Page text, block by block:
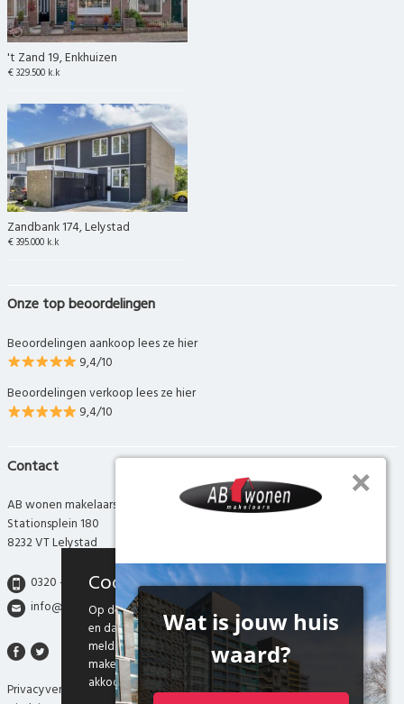
't Zand 19, Enkhuizen
€ 329.500 k.k
Zandbank 174, Lelystad
€ 395.000 k.k
Onze top beoordelingen
Beoordelingen aankoop lees ze hier
9,4/10
Beoordelingen verkoop lees ze hier
9,4/10
Contact
AB wonen makelaars
Stationsplein 180
8232 VT Lelystad
0320 - 280 280
info@abwonen.nl
Privacyverklaring
Cookies
Op deze website maken we gebruik van cookies
en daarmee vergelijkbare technieken. Door deze
melding te sluiten, of door gebruik te blijven
maken van onze website weten we dat je hiermee
akkoord gaat.